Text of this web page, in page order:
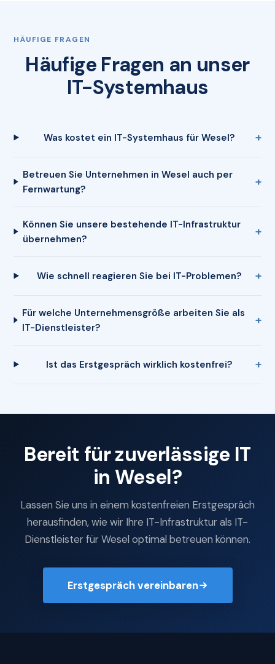
HÄUFIGE FRAGEN
Häufige Fragen an unser
IT-Systemhaus
Was kostet ein IT-Systemhaus für Wesel?
Betreuen Sie Unternehmen in Wesel auch per
Fernwartung?
Können Sie unsere bestehende IT-Infrastruktur
übernehmen?
Wie schnell reagieren Sie bei IT-Problemen?
Für welche Unternehmensgröße arbeiten Sie als
IT-Dienstleister?
Ist das Erstgespräch wirklich kostenfrei?
Bereit für zuverlässige IT
in Wesel?
Lassen Sie uns in einem kostenfreien Erstgespräch
herausfinden, wie wir Ihre IT-Infrastruktur als IT-
Dienstleister für Wesel optimal betreuen können.
Erstgespräch vereinbaren